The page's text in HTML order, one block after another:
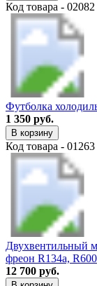
Код товара - 02082
Футболка
1 350 руб.
В корзину
Код товара - 01263
Двухвентильный
фреон R134a, R600
12 700 руб.